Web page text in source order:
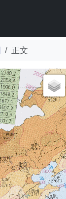
正文